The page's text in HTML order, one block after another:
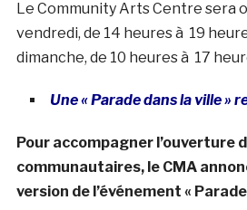
Le Community Arts Centre sera
vendredi, de 14 heures à 19
dimanche, de 10 heures à 17
Une « Parade dans la ville »
Pour accompagner l’ouverture
communautaires, le CMA
version de l’événement «